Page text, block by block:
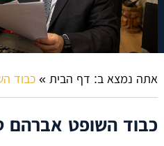
אתה נמצא ב: דף הבית » כבוד
כבוד השופט אברהם